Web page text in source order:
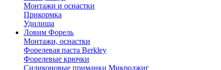
Монтажи и оснастки
Прикормка
Удилища
Ловим Форель
Монтажи, оснастки
Форелевая паста Berkley
Форелевые крючки
Силиконовые приманки Микроджиг